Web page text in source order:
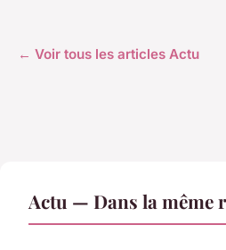
← Voir tous les articles Actu
Actu — Dans la même